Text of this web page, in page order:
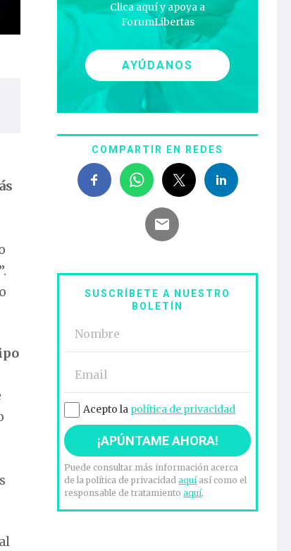
Clica aquí y apoya a
ForumLibertas
AYÚDANOS
COMPARTIR EN REDES
SUSCRÍBETE A NUESTRO
BOLETÍN
Acepto la política de privacidad
Puede consultar más información acerca
de la política de privacidadaquíasí como el
responsable de tratamientoaquí.